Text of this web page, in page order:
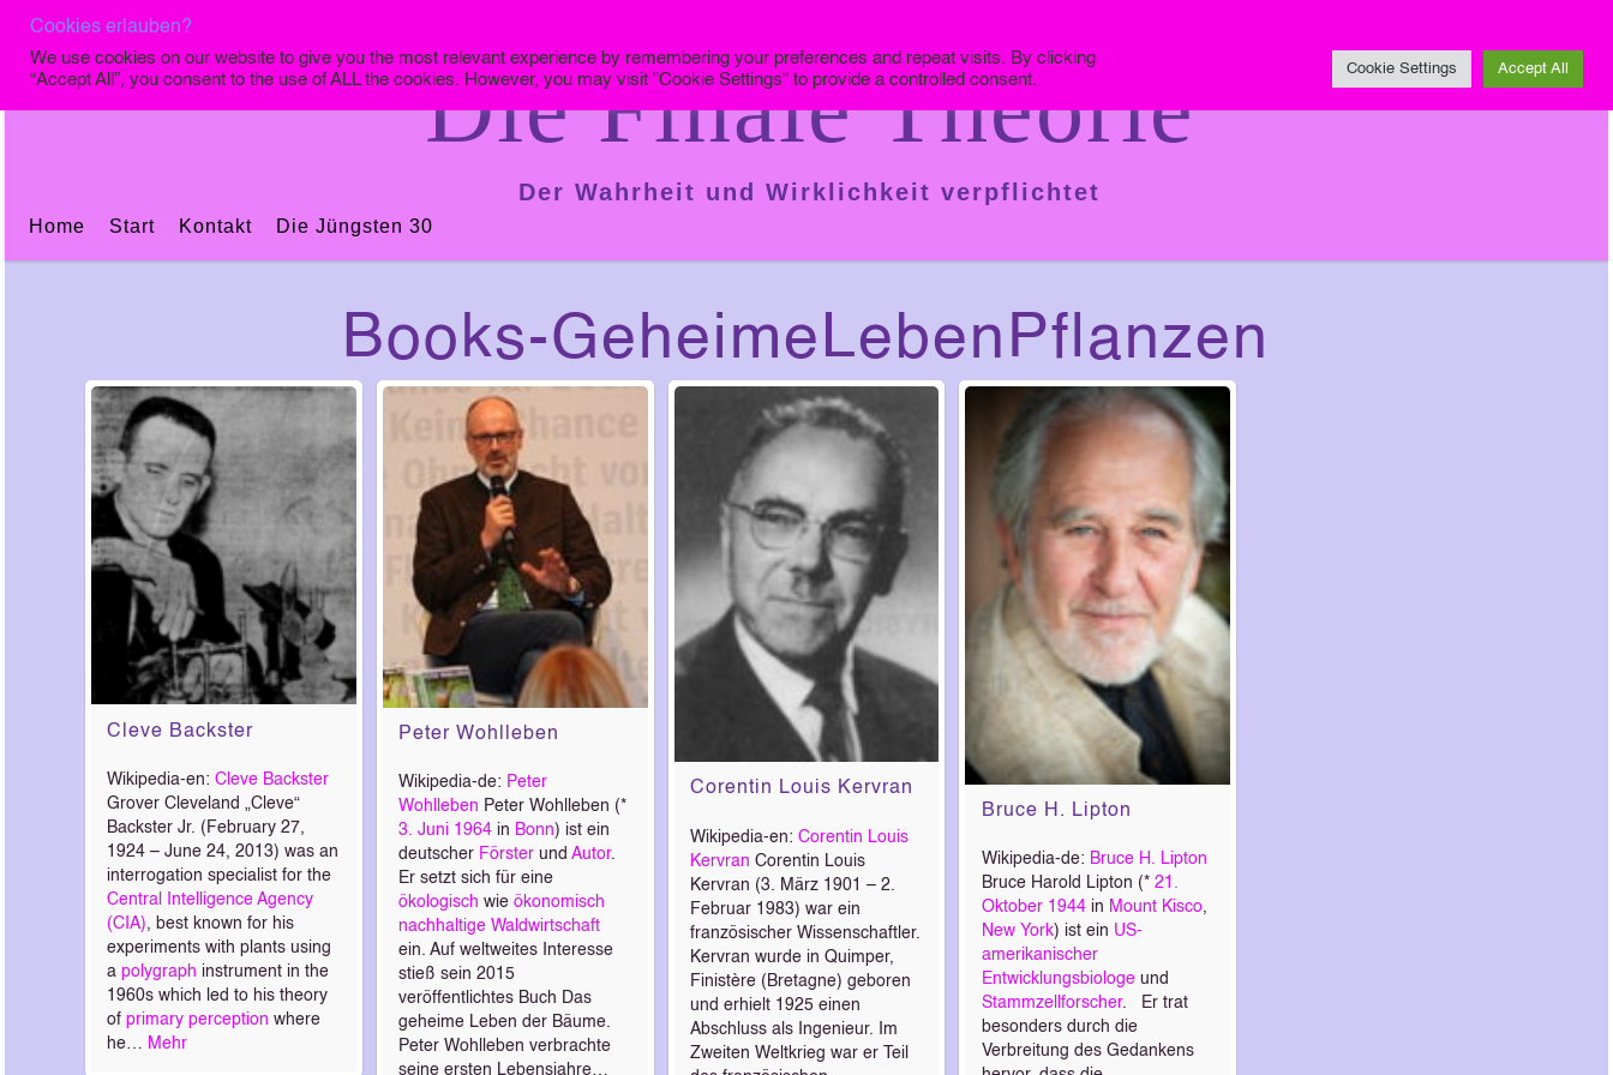
Die Finale Theorie
Der Wahrheit und Wirklichkeit verpflichtet
Home Start Kontakt Die Jüngsten 30
Books-GeheimeLebenPflanzen
Cleve Backster
Wikipedia-en:Cleve Backster
Grover Cleveland „Cleve“
Backster Jr. (February 27,
1924 – June 24, 2013) was an
interrogation specialist for the
Central Intelligence Agency
(CIA), best known for his
experiments with plants using
apolygraph instrument in the
1960s which led to his theory
ofprimary perception where
he… Mehr
Peter Wohlleben
Wikipedia-de: Peter
Wohlleben Peter Wohlleben (*
3. Juni 1964in Bonn) ist ein
deutscher Försterund Autor.
Er setzt sich für eine
ökologisch wie ökonomisch
nachhaltige Waldwirtschaft
ein. Auf weltweites Interesse
stieß sein 2015
veröffentlichtes Buch Das
geheime Leben der Bäume.
Peter Wohlleben verbrachte
seine ersten Lebensjahre…
Corentin Louis Kervran
Wikipedia-en: Corentin Louis
Kervran Corentin Louis
Kervran (3. März 1901 – 2.
Februar 1983) war ein
französischer Wissenschaftler.
Kervran wurde in Quimper,
Finistère (Bretagne) geboren
und erhielt 1925 einen
Abschluss als Ingenieur. Im
Zweiten Weltkrieg war er Teil
Bruce H. Lipton
Wikipedia-de: Bruce H. Lipton
Bruce Harold Lipton (* 21.
Oktober 1944in Mount Kisco,
New York) ist ein US-
amerikanischer
Entwicklungsbiologeund
Stammzellforscher. Er trat
besonders durch die
Verbreitung des Gedankens
Cookies erlauben?
We use cookies on our website to give you the most relevant experience by remembering your preferences and repeat visits. By clicking
“Accept All”, you consent to the use of ALL the cookies. However, you may visit "Cookie Settings" to provide a controlled consent.
Cookie Settings Accept All